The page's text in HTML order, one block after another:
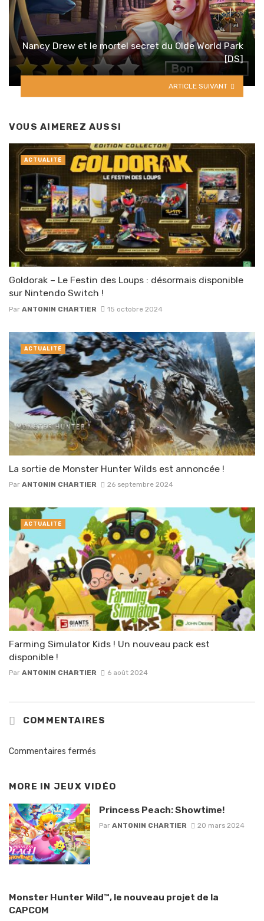
Nancy Drew et le mortel secret du Olde World Park
[DS]
ARTICLE SUIVANT
VOUS AIMEREZ AUSSI
Goldorak – Le Festin des Loups : désormais disponible
sur Nintendo Switch !
Par ANTONIN CHARTIER 15 octobre 2024
ACTUALITÉ
La sortie de Monster Hunter Wilds est annoncée !
Par ANTONIN CHARTIER 26 septembre 2024
ACTUALITÉ
Farming Simulator Kids ! Un nouveau pack est
disponible !
Par ANTONIN CHARTIER 6 août 2024
ACTUALITÉ
COMMENTAIRES
Commentaires fermés
MORE IN JEUX VIDÉO
Princess Peach: Showtime!
Par ANTONIN CHARTIER 20 mars 2024
Monster Hunter Wild™, le nouveau projet de la
CAPCOM